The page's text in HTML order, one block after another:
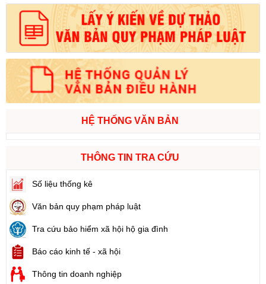
HỆ THỐNG VĂN BẢN
THÔNG TIN TRA CỨU
Số liệu thống kê
Văn bản quy phạm pháp luật
Tra cứu bảo hiểm xã hội hộ gia đình
Báo cáo kinh tế - xã hội
Thông tin doanh nghiệp